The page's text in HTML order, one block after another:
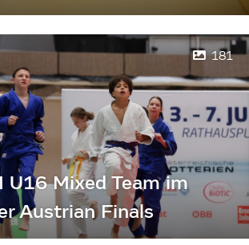
181
U16 Mixed Team im
Austrian Finals